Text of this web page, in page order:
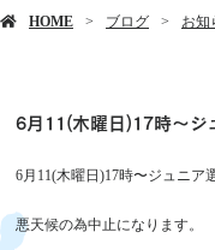
HOME ブログ お知
6月11(木曜日)17時〜ジ
6月11(木曜日)17時〜ジュニア
悪天候の為中止になります。